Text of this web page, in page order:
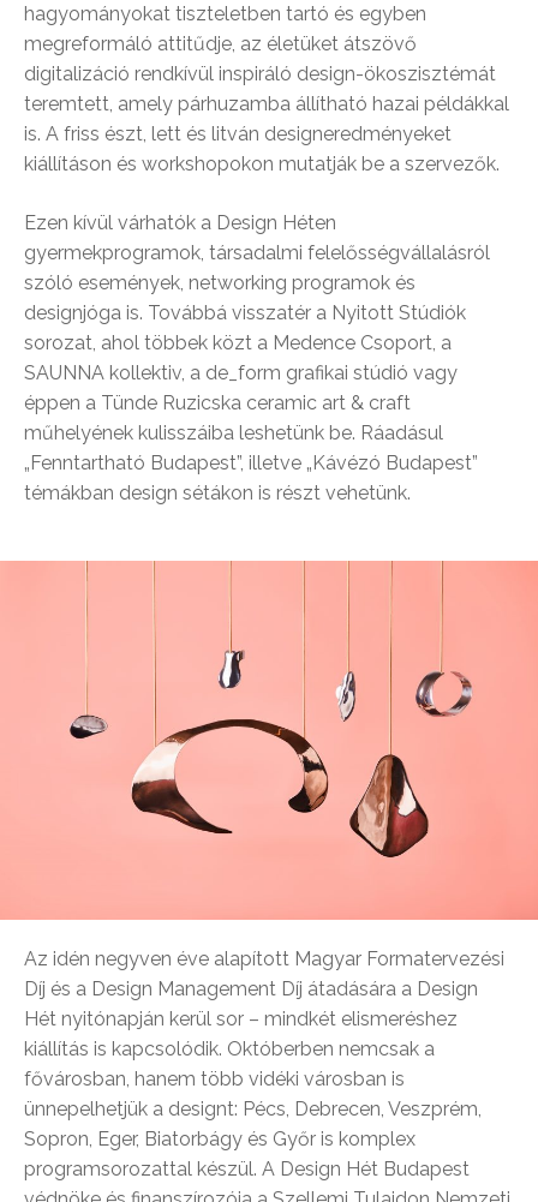
hagyományokat tiszteletben tartó és egyben
megreformáló attitűdje, az életüket átszövő
digitalizáció rendkívül inspiráló design-ökoszisztémát
teremtett, amely párhuzamba állítható hazai példákkal
is. A friss észt, lett és litván designeredményeket
kiállításon és workshopokon mutatják be a szervezők.
Ezen kívül várhatók a Design Héten
gyermekprogramok, társadalmi felelősségvállalásról
szóló események, networking programok és
designjóga is. Továbbá visszatér a Nyitott Stúdiók
sorozat, ahol többek közt a Medence Csoport, a
SAUNNA kollektiv, a de_form grafikai stúdió vagy
éppen a Tünde Ruzicska ceramic art & craft
műhelyének kulisszáiba leshetünk be. Ráadásul
„Fenntartható Budapest”, illetve „Kávézó Budapest”
témákban design sétákon is részt vehetünk.
Az idén negyven éve alapított Magyar Formatervezési
Díj és a Design Management Díj átadására a Design
Hét nyitónapján kerül sor – mindkét elismeréshez
kiállítás is kapcsolódik. Októberben nemcsak a
fővárosban, hanem több vidéki városban is
ünnepelhetjük a designt: Pécs, Debrecen, Veszprém,
Sopron, Eger, Biatorbágy és Győr is komplex
programsorozattal készül. A Design Hét Budapest